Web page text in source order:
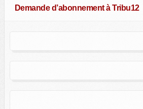
Demande d’abonnement à Tribu12